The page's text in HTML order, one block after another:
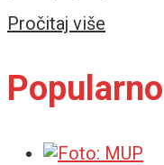
Pročitaj više
Popularno